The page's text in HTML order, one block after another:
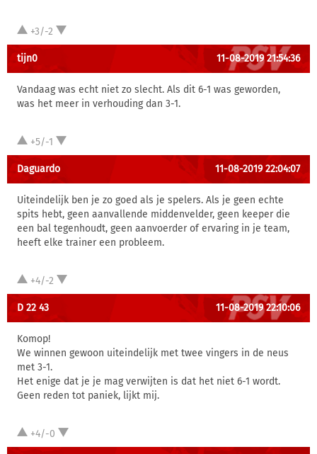
+3/-2
tijn0 11-08-2019 21:54:36
Vandaag was echt niet zo slecht. Als dit 6-1 was geworden,
was het meer in verhouding dan 3-1.
+5/-1
Daguardo 11-08-2019 22:04:07
Uiteindelijk ben je zo goed als je spelers. Als je geen echte
spits hebt, geen aanvallende middenvelder, geen keeper die
een bal tegenhoudt, geen aanvoerder of ervaring in je team,
heeft elke trainer een probleem.
+4/-2
D 22 43 11-08-2019 22:10:06
Komop!
We winnen gewoon uiteindelijk met twee vingers in de neus
met 3-1.
Het enige dat je je mag verwijten is dat het niet 6-1 wordt.
Geen reden tot paniek, lijkt mij.
+4/-0